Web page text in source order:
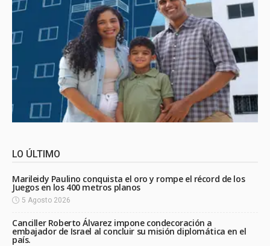
LO ÚLTIMO
Marileidy Paulino conquista el oro y rompe el récord de los
Juegos en los 400 metros planos
5 Agosto 2026
Canciller Roberto Álvarez impone condecoración a
embajador de Israel al concluir su misión diplomática en el
país.